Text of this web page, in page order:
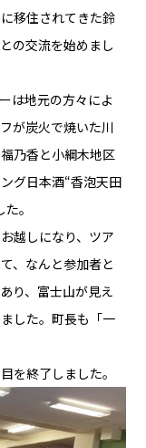
移住されてきた鈴
の交流を始めまし
は地元の方々によ
が炭火で焼いた川
乃香と小綱木地区
グ日本酒“香泡天田
。
越しになり、ツア
、なんと参加者と
り、富士山が見え
した。町長も「一
を終了しました。